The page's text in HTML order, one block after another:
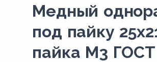
Медный
под пайку
пайка М3 ГОСТ